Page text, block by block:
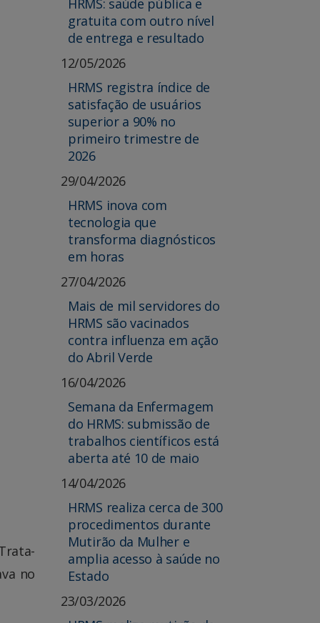
no
gratuita com outro nível
de entrega e resultado
12/05/2026
HRMS registra índice de
satisfação de usuários
superior a 90% no
primeiro trimestre de
2026
29/04/2026
HRMS inova com
tecnologia que
transforma diagnósticos
em horas
27/04/2026
Mais de mil servidores do
HRMS são vacinados
contra influenza em ação
do Abril Verde
16/04/2026
Semana da Enfermagem
do HRMS: submissão de
trabalhos científicos está
aberta até 10 de maio
14/04/2026
HRMS realiza cerca de 300
procedimentos durante
Mutirão da Mulher e
amplia acesso à saúde no
Estado
23/03/2026